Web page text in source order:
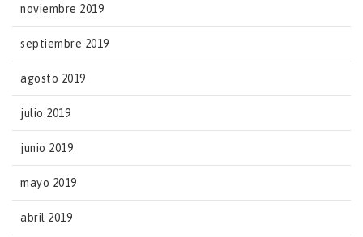
noviembre 2019
septiembre 2019
agosto 2019
julio 2019
junio 2019
mayo 2019
abril 2019